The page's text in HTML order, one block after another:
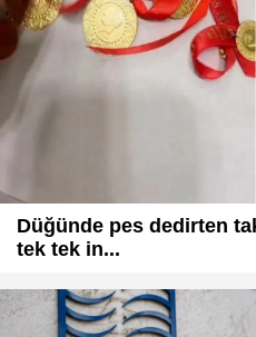
Düğünde pes dedirten
tek tek in...